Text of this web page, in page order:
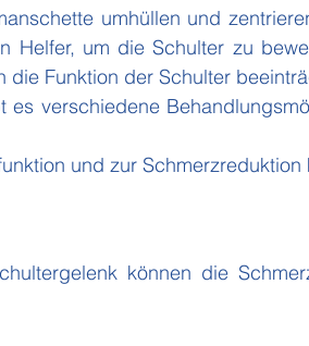
umhüllen und
Helfer, um die Schulter zu
Funktion der Schulter
es verschiedene
und zur
können die